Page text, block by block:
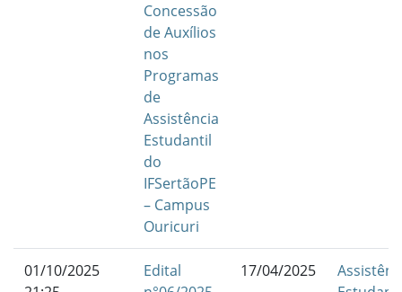
Concessão
de Auxílios
nos
Programas
de
Assistência
Estudantil
do
IFSertãoPE
– Campus
Ouricuri
01/10/2025
Edital
17/04/2025